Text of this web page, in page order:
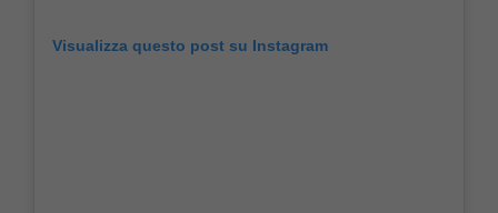
Visualizza questo post su Instagram